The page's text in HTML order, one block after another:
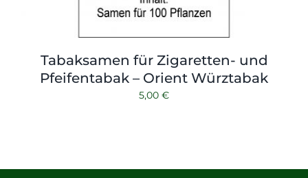
Tabaksamen für Zigaretten- und
Pfeifentabak – Orient Würztabak
5,00 €